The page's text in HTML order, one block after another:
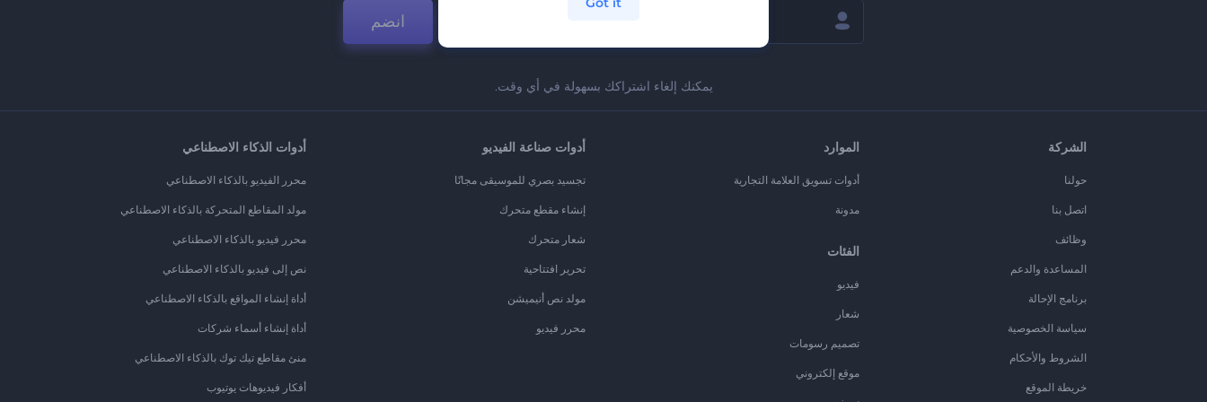
انضم
يمكنك إلغاء اشتراكك بسهولة في أي وقت.
الشركة
حولنا
اتصل بنا
وظائف
المساعدة والدعم
برنامج الإحالة
سياسة الخصوصية
الشروط والأحكام
خريطة الموقع
الموارد
أدوات تسويق العلامة التجارية
مدونة
الفئات
فيديو
شعار
تصميم رسومات
موقع إلكتروني
أدوات صناعة الفيديو
تجسيد بصري للموسيقى مجانًا
إنشاء مقطع متحرك
شعار متحرك
تحرير افتتاحية
مولد نص أنيميشن
محرر فيديو
أدوات الذكاء الاصطناعي
محرر الفيديو بالذكاء الاصطناعي
مولد المقاطع المتحركة بالذكاء الاصطناعي
محرر فيديو بالذكاء الاصطناعي
نص إلى فيديو بالذكاء الاصطناعي
أداة إنشاء المواقع بالذكاء الاصطناعي
أداة إنشاء أسماء شركات
منئ مقاطع تيك توك بالذكاء الاصطناعي
أفكار فيديوهات يوتيوب